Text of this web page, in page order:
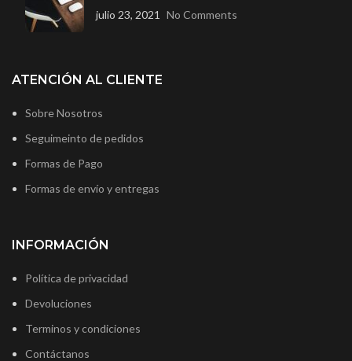
julio 23, 2021 No Comments
ATENCIÓN AL CLIENTE
Sobre Nosotros
Seguimeinto de pedidos
Formas de Pago
Formas de envío y entregas
INFORMACIÓN
Política de privacidad
Devoluciones
Terminos y condiciones
Contáctanos